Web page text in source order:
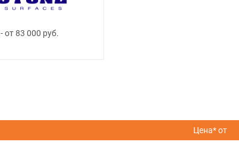
- от 83 000 руб.
Цена* от